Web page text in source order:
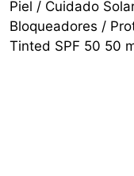
Piel / Cuidado
Bloqueadores /
Tinted SPF 50 50